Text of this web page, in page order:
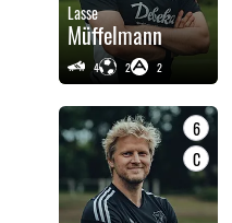
Lasse
Müffelmann
4 2 2
C
6